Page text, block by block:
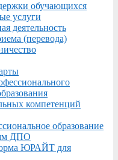
обучающихся
услуги
деятельность
(перевода)
компетенций
образование
ДПО
ЮРАЙТ для